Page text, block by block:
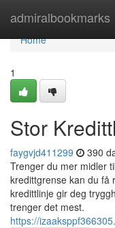
admiralbookmarks
Home
Home
1
Stor
faygvjd411299 390
Trenger du mer midler
kredittgrense kan du få
kredittlinje gir deg
trenger det mest.
https://